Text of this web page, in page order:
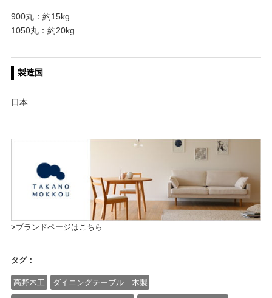
900丸：約15kg
1050丸：約20kg
製造国
日本
>ブランドページはこちら
タグ：
高野木工 ダイニングテーブル 木製